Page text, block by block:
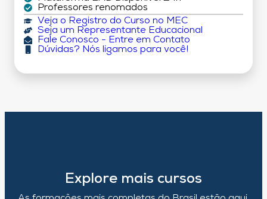
Professores renomados
Veja o Registro do Curso no MEC
Seja um Representante Educacional
Fale Conosco - Entre em Contato
Dúvidas? Nós ligamos para você!
Explore mais cursos